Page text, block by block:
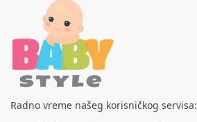
Radno vreme našeg korisničkog servisa: